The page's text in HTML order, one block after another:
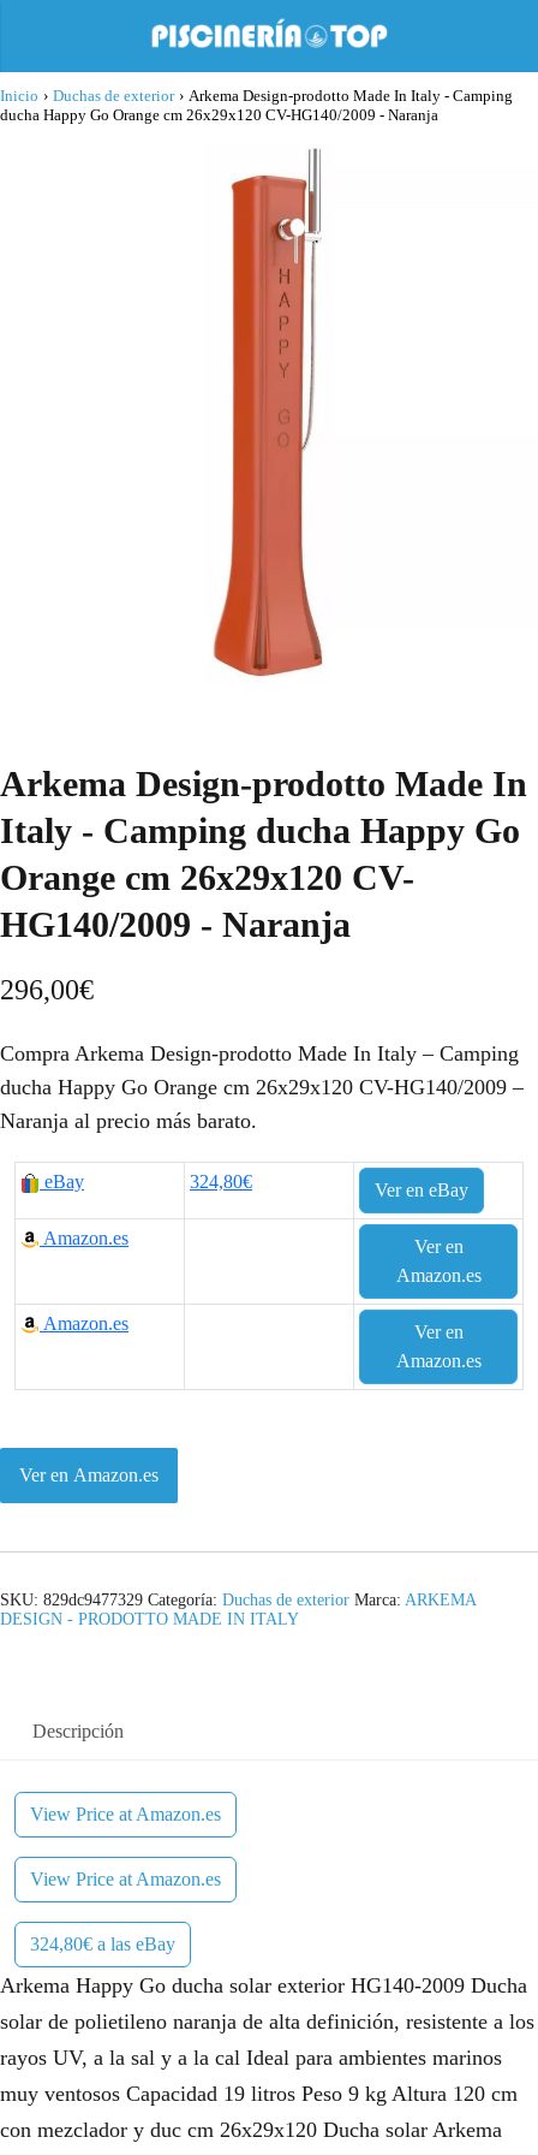
Inicio › Duchas de exterior › Arkema Design-prodotto Made In Italy - Camping
ducha Happy Go Orange cm 26x29x120 CV-HG140/2009 - Naranja
Arkema Design-prodotto Made In
Italy - Camping ducha Happy Go
Orange cm 26x29x120 CV-
HG140/2009 - Naranja
296,00€
Compra Arkema Design-prodotto Made In Italy – Camping
ducha Happy Go Orange cm 26x29x120 CV-HG140/2009 –
Naranja al precio más barato.
eBay 324,80€ Ver en eBay
Amazon.es
Ver en
Amazon.es
Amazon.es
Ver en
Amazon.es
Ver en Amazon.es
SKU: 829dc9477329 Categoría: Duchas de exterior Marca: ARKEMA
DESIGN - PRODOTTO MADE IN ITALY
Descripción
View Price at Amazon.es
View Price at Amazon.es
324,80€ a las eBay
Arkema Happy Go ducha solar exterior HG140-2009 Ducha
solar de polietileno naranja de alta definición, resistente a los
rayos UV, a la sal y a la cal Ideal para ambientes marinos
muy ventosos Capacidad 19 litros Peso 9 kg Altura 120 cm
con mezclador y duc cm 26x29x120 Ducha solar Arkema